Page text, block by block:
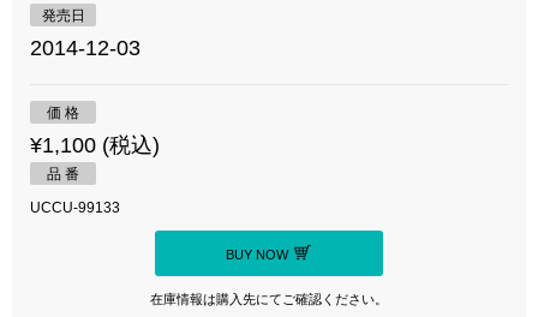
発売日
2014-12-03
価 格
¥1,100 (税込)
品 番
UCCU-99133
BUY NOW
在庫情報は購入先にてご確認ください。